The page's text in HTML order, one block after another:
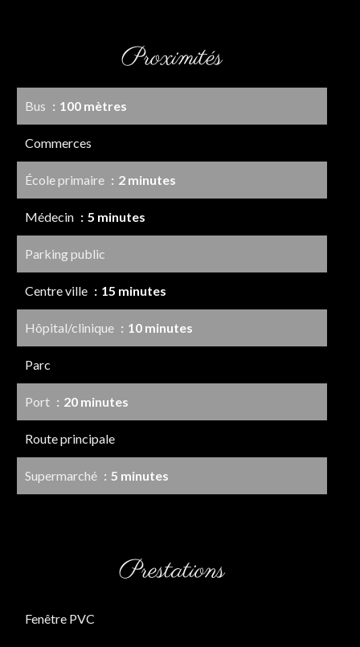
Proximités
Bus 100 mètres
Commerces
École primaire 2 minutes
Médecin 5 minutes
Parking public
Centre ville 15 minutes
Hôpital/clinique 10 minutes
Parc
Port 20 minutes
Route principale
Supermarché 5 minutes
Prestations
Fenêtre PVC